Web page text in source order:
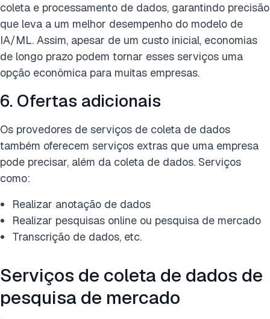
coleta e processamento de dados, garantindo precisão
que leva a um melhor desempenho do modelo de
IA/ML. Assim, apesar de um custo inicial, economias
de longo prazo podem tornar esses serviços uma
opção econômica para muitas empresas.
6. Ofertas adicionais
Os provedores de serviços de coleta de dados
também oferecem serviços extras que uma empresa
pode precisar, além da coleta de dados. Serviços
como:
Realizar anotação de dados
Realizar pesquisas online ou pesquisa de mercado
Transcrição de dados, etc.
Serviços de coleta de dados de
pesquisa de mercado